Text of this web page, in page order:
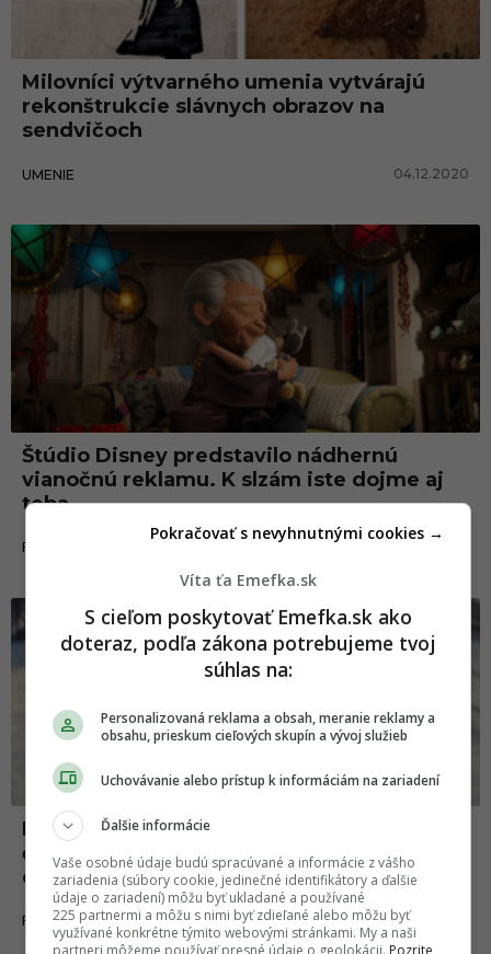
Milovníci výtvarného umenia vytvárajú
rekonštrukcie slávnych obrazov na
sendvičoch
UMENIE 04.12.2020
Štúdio Disney predstavilo nádhernú
vianočnú reklamu. K slzám iste dojme aj
teba
FILMY A SERIÁLY
Najkrajšie vianočné reklamy všetkých
čias, ktoré zahrajú na city každému
drsniakovi (2. časť)
FILMY A SERIÁLY 22.12.2019
Víta ťa Emefka.sk
S cieľom poskytovať Emefka.sk ako
doteraz, podľa zákona potrebujeme tvoj
súhlas na:
Personalizovaná reklama a obsah, meranie reklamy a
obsahu, prieskum cieľových skupín a vývoj služieb
Uchovávanie alebo prístup k informáciám na zariadení
Ďalšie informácie
Vaše osobné údaje budú spracúvané a informácie z vášho
zariadenia (súbory cookie, jedinečné identifikátory a ďalšie
údaje o zariadení) môžu byť ukladané a používané
225 partnermi a môžu s nimi byť zdieľané alebo môžu byť
využívané konkrétne týmito webovými stránkami. My a naši
partneri môžeme používať presné údaje o geolokácii. Pozrite
Pokračovať s nevyhnutnými cookies →